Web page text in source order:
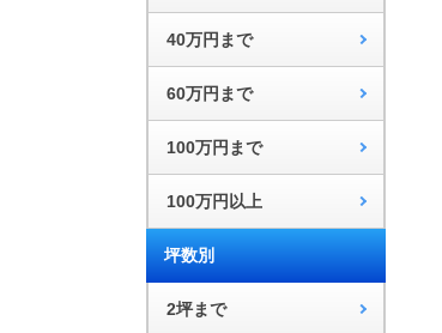
40万円まで
60万円まで
100万円まで
100万円以上
坪数別
2坪まで